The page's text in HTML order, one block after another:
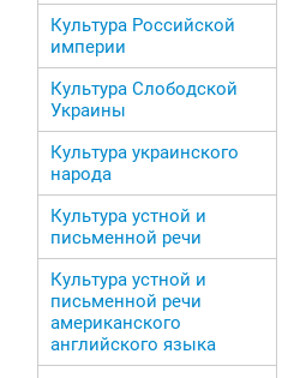
Культура Российской
империи
Культура Слободской
Украины
Культура украинского
народа
Культура устной и
письменной речи
Культура устной и
письменной речи
американского
английского языка